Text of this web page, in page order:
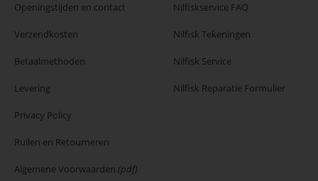
Openingstijden en contact
Verzendkosten
Betaalmethoden
Levering
Privacy Policy
Ruilen en Retourneren
Algemene Voorwaarden (pdf)
Nilfiskservice FAQ
Nilfisk Tekeningen
Nilfisk Service
Nilfisk Reparatie Formulier